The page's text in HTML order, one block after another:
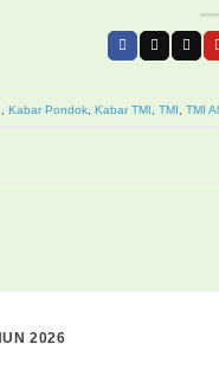
Kabar Pondok Kabar TMI TMI TMI
2026